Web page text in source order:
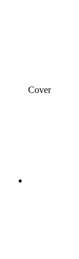
Cover